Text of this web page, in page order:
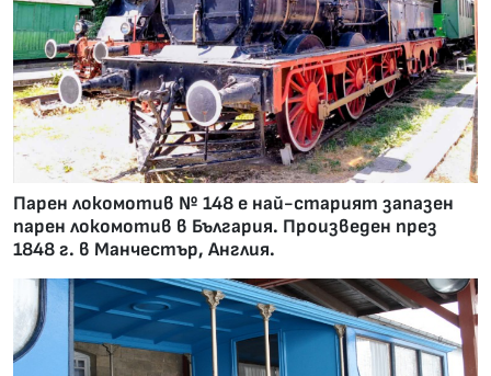
Парен локомотив № 148 е най-старият запазен
парен локомотив в България. Произведен през
1848 г. в Манчестър, Англия.